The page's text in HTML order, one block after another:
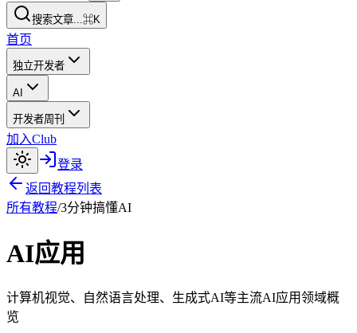
搜索文章...⌘K
首页
独立开发者
AI
开发者周刊
加入Club
登录
返回教程列表
所有教程/3分钟搞懂AI
AI应用
计算机视觉、自然语言处理、生成式AI等主流AI应用领域概
览